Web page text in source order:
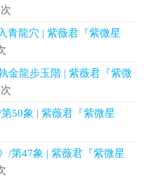
青龍穴 | 紫薇君『紫微星
金龍步玉階 | 紫薇君『紫微
50象 | 紫薇君『紫微星
/第47象 | 紫薇君『紫微星